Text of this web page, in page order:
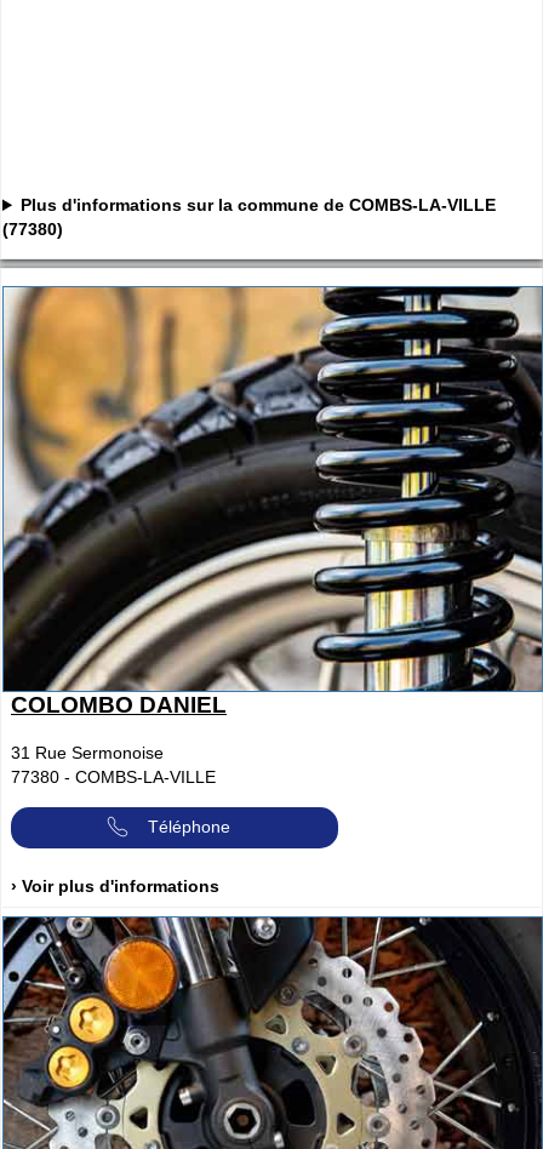
Plus d'informations sur la commune de COMBS-LA-VILLE
(77380)
COLOMBO DANIEL
31 Rue Sermonoise
77380 - COMBS-LA-VILLE
Téléphone
› Voir plus d'informations